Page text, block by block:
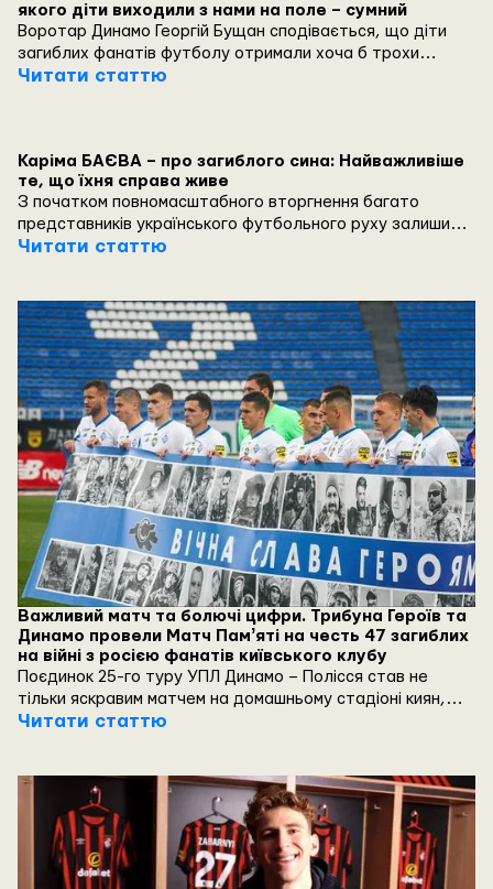
якого діти виходили з нами на поле – сумний
Воротар Динамо Георгій Бущан сподівається, що діти
загиблих фанатів футболу отримали хоча б трохи
позитиву від Матчу Пам'яті, який відбувся у 25 турі
Читати статтю
Каріма БАЄВА – про загиблого сина: Найважливіше
те, що їхня справа живе
З початком повномасштабного вторгнення багато
представників українського футбольного руху залишили
трибуни і стали на захист України. На жаль, війна вже
віддали життя за свободу українського народу.
Читати статтю
Важливий матч та болючі цифри. Трибуна Героїв та
Динамо провели Матч Памʼяті на честь 47 загиблих
на війні з росією фанатів київського клубу
Поєдинок 25-го туру УПЛ Динамо – Полісся став не
тільки яскравим матчем на домашньому стадіоні киян,
але і важливою меморіальною подією. Столичний клуб
Читати статтю